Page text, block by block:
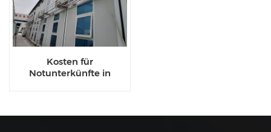
Kosten für
Notunterkünfte in